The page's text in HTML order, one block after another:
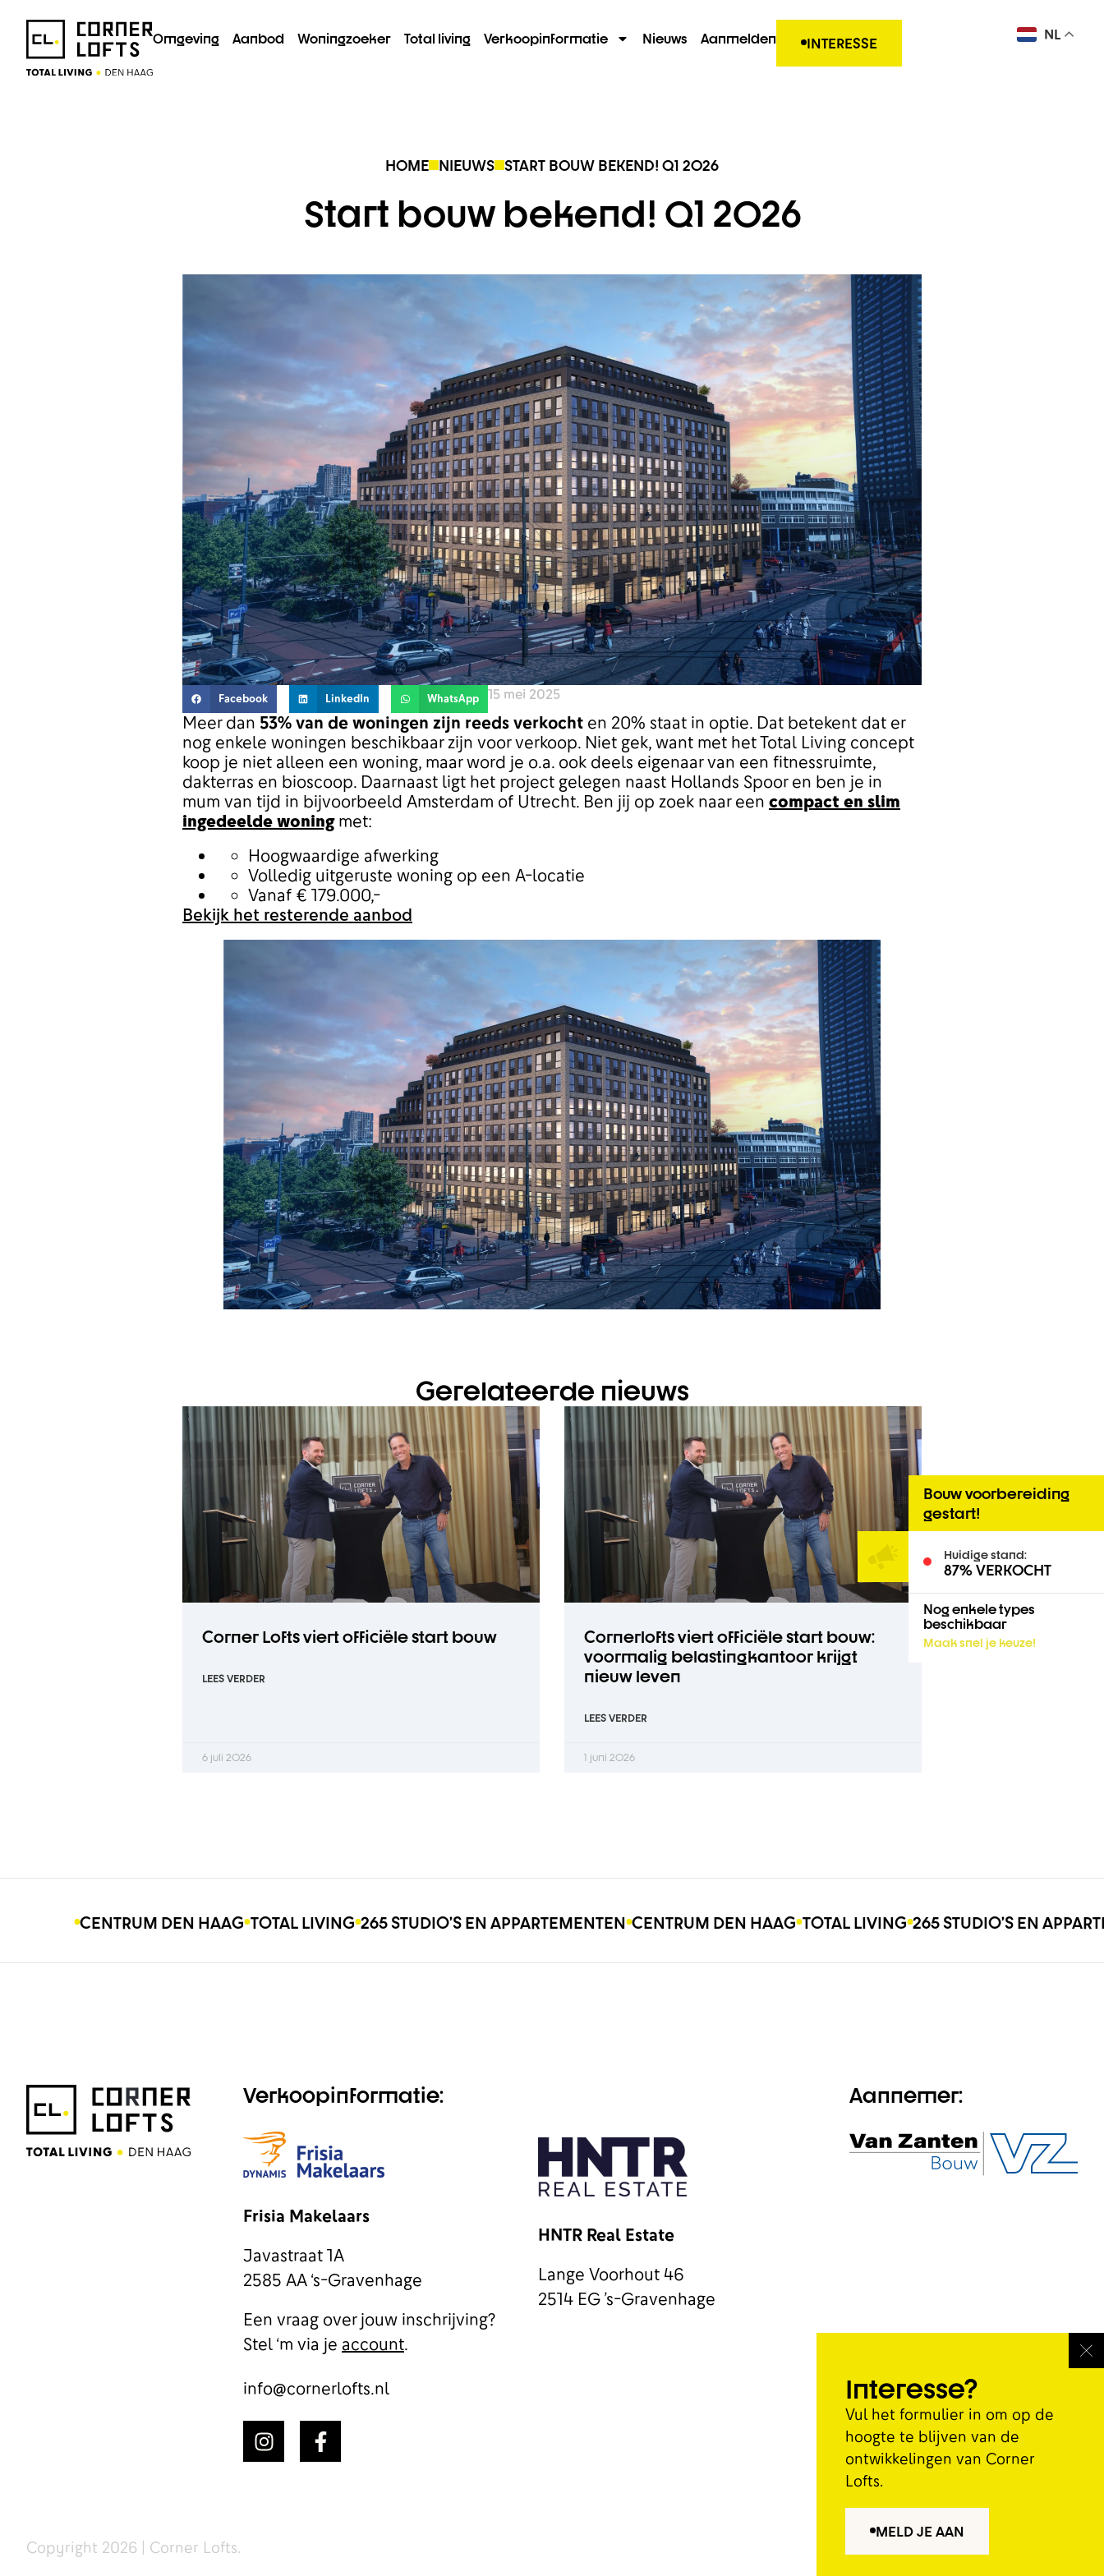
Omgeving Aanbod Woningzoeker Total living Verkoopinformatie Nieuws Aanmelden INTERESSE
Bouw voorbereiding
gestart!
Huidige stand:
87% VERKOCHT
Nog enkele types
beschikbaar
Maak snel je keuze!
HOME NIEUWS START BOUW BEKEND! Q1 2026
Start bouw bekend! Q1 2026
Facebook LinkedIn WhatsApp 15 mei 2025
Meer dan 53% van de woningen zijn reeds verkocht en 20% staat in optie. Dat betekent dat er
nog enkele woningen beschikbaar zijn voor verkoop. Niet gek, want met het Total Living concept
koop je niet alleen een woning, maar word je o.a. ook deels eigenaar van een fitnessruimte,
dakterras en bioscoop. Daarnaast ligt het project gelegen naast Hollands Spoor en ben je in
mum van tijd in bijvoorbeeld Amsterdam of Utrecht. Ben jij op zoek naar een compact en slim
ingedeelde woningmet:
Hoogwaardige afwerking
Volledig uitgeruste woning op een A-locatie
Vanaf € 179.000,-
Bekijk het resterende aanbod
Gerelateerde nieuws
Corner Lofts viert officiële start bouw
LEES VERDER
6 juli 2026
Cornerlofts viert officiële start bouw:
voormalig belastingkantoor krijgt
nieuw leven
LEES VERDER
1 juni 2026
CENTRUM DEN HAAG TOTAL LIVING 265 STUDIO’S EN APPARTEMENTEN CENTRUM DEN HAAG TOTAL LIVING 265 STUDIO’S EN
Verkoopinformatie:
Frisia Makelaars
Javastraat 1A
2585 AA ‘s-Gravenhage
Een vraag over jouw inschrijving?
Stel ‘m via je account.
info@cornerlofts.nl
HNTR Real Estate
Lange Voorhout 46
2514 EG ’s-Gravenhage
Aannemer:
Copyright 2026 | Corner Lofts.
NL
Interesse?
Vul het formulier in om op de
hoogte te blijven van de
ontwikkelingen van Corner
Lofts.
MELD JE AAN